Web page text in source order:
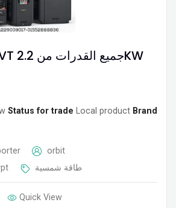
Status for trade Local product Brand
orbit
طاقة شمسية
Quick View